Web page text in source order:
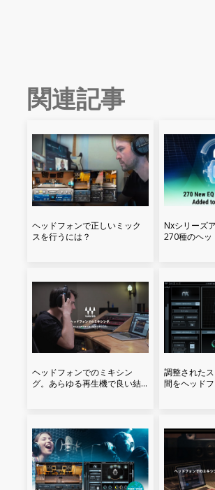
関連記事
ヘッドフォンで正しいミック
スを行うには？
Nxシリーズ
270種のヘッ
ヘッドフォンでのミキシン
グ。あらゆる再生機で良い結
調整された
間をヘッド